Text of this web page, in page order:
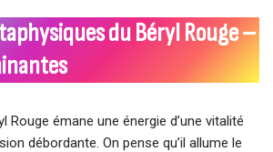
du Béryl Rouge –
Rouge émane une énergie d’une vitalité
débordante. On pense qu’il allume le